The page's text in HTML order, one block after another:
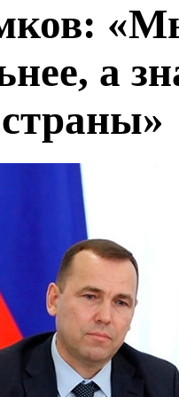
а